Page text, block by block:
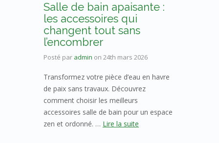
Salle de bain apaisante :
les accessoires qui
changent tout sans
l’encombrer
Posté par admin on 24th mars 2026
Transformez votre pièce d’eau en havre
de paix sans travaux. Découvrez
comment choisir les meilleurs
accessoires salle de bain pour un espace
zen et ordonné. … Lire la suite